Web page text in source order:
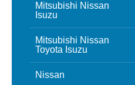
Mitsubishi Nissan
Isuzu
Mitsubishi Nissan
Toyota Isuzu
Nissan